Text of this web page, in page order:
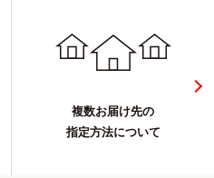
複数お届け先の
指定方法について